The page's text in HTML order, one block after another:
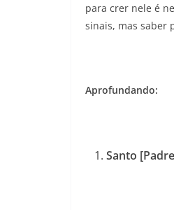
para crer nele é
sinais, mas saber
Aprofundando:
Santo